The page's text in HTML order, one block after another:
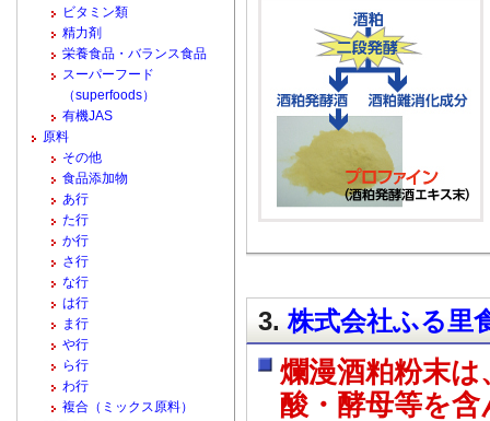
3.株式会社ふる里
爛漫酒粕粉末
酸・酵母等を
ビタミン類
精力剤
栄養食品・バランス食品
スーパーフード
（superfoods）
有機JAS
原料
その他
食品添加物
あ行
た行
か行
さ行
な行
は行
ま行
や行
ら行
わ行
複合（ミックス原料）